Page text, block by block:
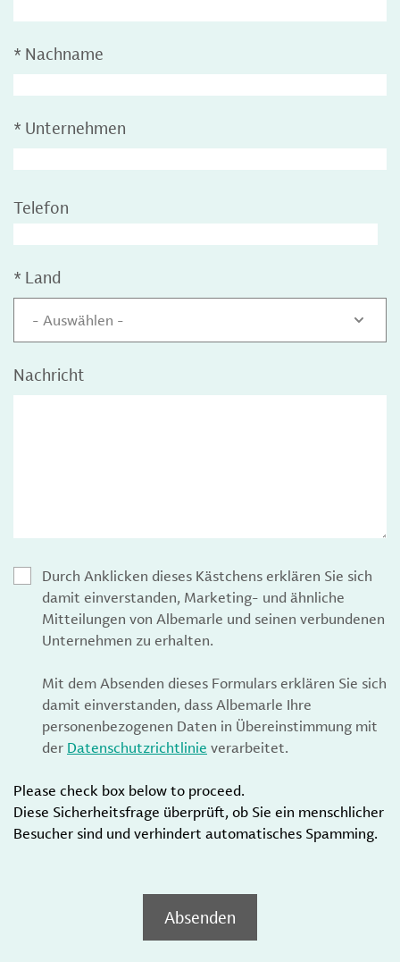
* Nachname
* Unternehmen
Telefon
* Land
- Auswählen -
Nachricht
Durch Anklicken dieses Kästchens erklären Sie sich
damit einverstanden, Marketing- und ähnliche
Mitteilungen von Albemarle und seinen verbundenen
Unternehmen zu erhalten.
Mit dem Absenden dieses Formulars erklären Sie sich
damit einverstanden, dass Albemarle Ihre
personenbezogenen Daten in Übereinstimmung mit
der Datenschutzrichtlinie verarbeitet.
Please check box below to proceed.
Diese Sicherheitsfrage überprüft, ob Sie ein menschlicher
Besucher sind und verhindert automatisches Spamming.
Absenden